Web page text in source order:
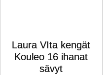
Laura VIta kengät
Kouleo 16 ihanat
sävyt